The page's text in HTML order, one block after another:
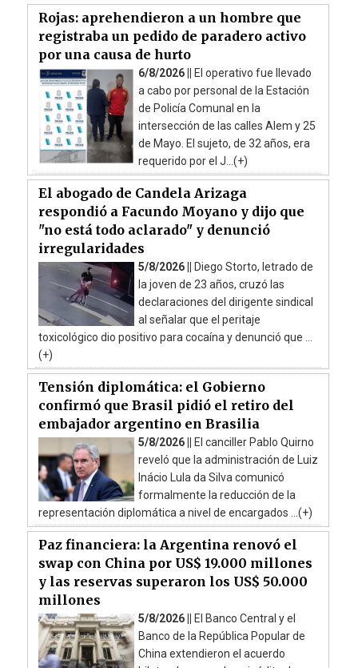
Rojas: aprehendieron a un hombre que
registraba un pedido de paradero activo
por una causa de hurto
6/8/2026 ||
El operativo fue llevado
a cabo por personal de la Estación
de Policía Comunal en la
intersección de las calles Alem y 25
de Mayo. El sujeto, de 32 años, era
requerido por el J...(+)
El abogado de Candela Arizaga
respondió a Facundo Moyano y dijo que
"no está todo aclarado" y denunció
irregularidades
5/8/2026 ||
Diego Storto, letrado de
la joven de 23 años, cruzó las
declaraciones del dirigente sindical
al señalar que el peritaje
toxicológico dio positivo para cocaína y denunció que ...
(+)
Tensión diplomática: el Gobierno
confirmó que Brasil pidió el retiro del
embajador argentino en Brasilia
5/8/2026 ||
El canciller Pablo Quirno
reveló que la administración de Luiz
Inácio Lula da Silva comunicó
formalmente la reducción de la
representación diplomática a nivel de encargados ...(+)
Paz financiera: la Argentina renovó el
swap con China por US$ 19.000 millones
y las reservas superaron los US$ 50.000
millones
5/8/2026 ||
El Banco Central y el
Banco de la República Popular de
China extendieron el acuerdo